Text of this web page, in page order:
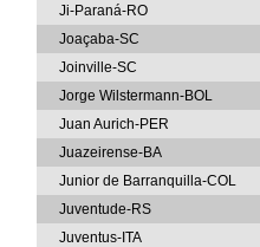
Ji-Paraná-RO
Joaçaba-SC
Joinville-SC
Jorge Wilstermann-BOL
Juan Aurich-PER
Juazeirense-BA
Junior de Barranquilla-COL
Juventude-RS
Juventus-ITA